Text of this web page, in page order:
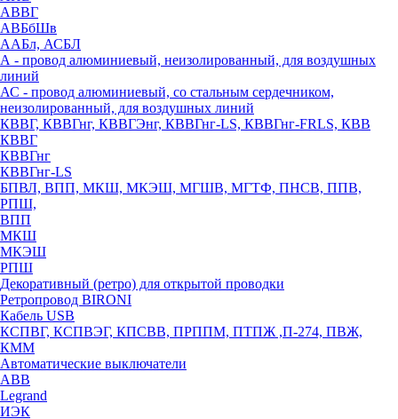
АВВГ
АВБбШв
ААБл, АСБЛ
А - провод алюминиевый, неизолированный, для воздушных
линий
АС - провод алюминиевый, со стальным сердечником,
неизолированный, для воздушных линий
КВВГ, КВВГнг, КВВГЭнг, КВВГнг-LS, КВВГнг-FRLS, КВВ
КВВГ
КВВГнг
КВВГнг-LS
БПВЛ, ВПП, МКШ, МКЭШ, МГШВ, МГТФ, ПНСВ, ППВ,
РПШ,
ВПП
МКШ
МКЭШ
РПШ
Декоративный (ретро) для открытой проводки
Ретропровод BIRONI
Кабель USB
КСПВГ, КСПВЭГ, КПСВВ, ПРППМ, ПТПЖ ,П-274, ПВЖ,
КММ
Автоматические выключатели
ABB
Legrand
ИЭК